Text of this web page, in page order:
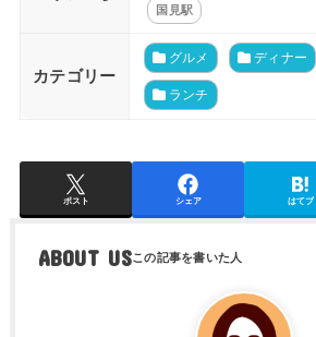
国見駅
カテゴリー
グルメ ディナー
ランチ
ポスト シェア はてブ
ABOUT US